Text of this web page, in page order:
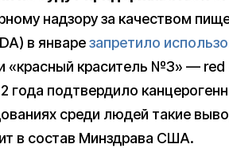
надзору за качеством
в январезапретило
«красный краситель №3» —
года подтвердило
среди людей такие
в состав Минздрава США.